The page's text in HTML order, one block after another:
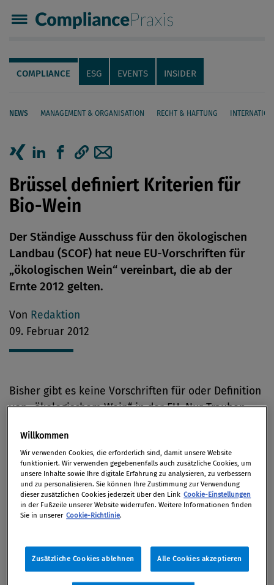
Compliance Praxis
Servicenavigation
Navigation
COMPLIANCE ESG EVENTS INSIDER
NEWS MANAGEMENT & ORGANISATION RECHT & HAFTUNG
Seiteninhalt
Artikel auf Xing teilen
Artikel auf linkedIn teilen
Artikel auf Facebook teilen
Artikellink kopieren
Artikel per Mail teilen
Brüssel definiert Kriterien für
Bio-Wein
Der Ständige Ausschuss für den ökologischen
Landbau (SCOF) hat neue EU-Vorschriften für
„ökologischen Wein“ vereinbart, die ab der
Ernte 2012 gelten.
Von Redaktion
09. Februar 2012
Bisher gibt es keine Vorschriften für oder Definition
von „ökologischem Wein“ in der EU. Nur Trauben
werden, und ausschließlich der Vermerk „Wein aus
ökologischen/biologischen Trauben“ ist derzeit
erlaubt. Die entsprechenden Vorschriften beziehen
sich allerdings nicht auf das
Weinbereitungsverfahren, d.h. das gesamte
Verfahren von der Traube bis zum Wein.
Mit den neuen Vorschriften für die ökologische
Weinbereitung wird eine technische Definition von
Willkommen
Wir verwenden Cookies, die erforderlich sind, damit unsere Website
funktioniert. Wir verwenden gegebenenfalls auch zusätzliche Cookies, um
unsere Inhalte sowie Ihre digitale Erfahrung zu analysieren, zu verbessern
und zu personalisieren. Sie können Ihre Zustimmung zur Verwendung
dieser zusätzlichen Cookies jederzeit über den Link Cookie-Einstellungen
in der Fußzeile unserer Website widerrufen. Weitere Informationen finden
Sie in unserer Cookie-Richtlinie.
Zusätzliche Cookies ablehnen Alle Cookies akzeptieren